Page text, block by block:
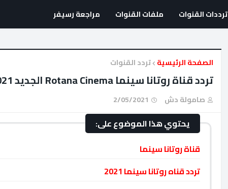
ترددات القنوات ملفات القنوات مراجعة رسيفر
الصفحة الرئيسية تردد القنوات
تردد قناة روتانا سينما Rotana Cinema الجديد 2021
صامولة دش 2/05/2021
يحتوي هذا الموضوع على:
قناة روتانا سينما
تردد قناه روتانا سينما 2021